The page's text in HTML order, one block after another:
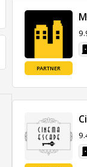
PARTNER